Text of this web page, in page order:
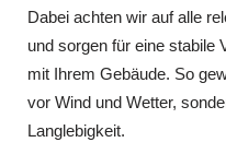
Dabei achten wir auf alle
und sorgen für eine stabile
mit Ihrem Gebäude. So
vor Wind und Wetter,
Langlebigkeit.